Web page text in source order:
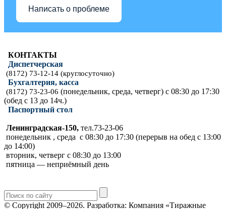
Написать о проблеме
КОНТАКТЫ
Диспетчерская
(8172) 73-12-14 (круглосуточно)
Бухгалтерия, касса
(8172) 73-23-06 (понедельник, среда, четверг) с 08:30 до 17:30
(обед с 13 до 14ч.)
Паспортный стол
Ленинградская-150, тел.73-23-06
понедельник , среда с 08:30 до 17:30 (перерыв на обед с 13:00
до 14:00)
вторник, четверг с 08:30 до 13:00
пятница — неприёмный день
© Copyright 2009–2026. Разработка: Компания «Тиражные